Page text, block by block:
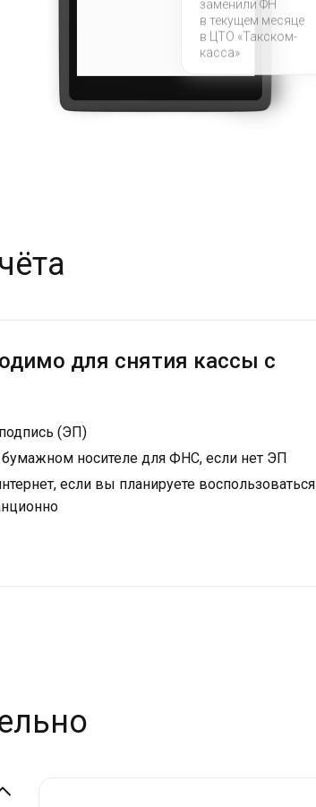
заменили ФН
в текущем месяце
в ЦТО «Такском-
касса»
для снятия кассы с
(ЭП)
бумажном носителе для ФНС, если нет ЭП
если вы планируете воспользоваться